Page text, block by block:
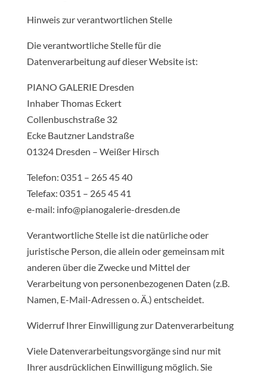
Hinweis zur verantwortlichen Stelle
Die verantwortliche Stelle für die
Datenverarbeitung auf dieser Website ist:
PIANO GALERIE Dresden
Inhaber Thomas Eckert
Collenbuschstraße 32
Ecke Bautzner Landstraße
01324 Dresden – Weißer Hirsch
Telefon: 0351 – 265 45 40
Telefax: 0351 – 265 45 41
e-mail: info@pianogalerie-dresden.de
Verantwortliche Stelle ist die natürliche oder
juristische Person, die allein oder gemeinsam mit
anderen über die Zwecke und Mittel der
Verarbeitung von personenbezogenen Daten (z.B.
Namen, E-Mail-Adressen o. Ä.) entscheidet.
Widerruf Ihrer Einwilligung zur Datenverarbeitung
Viele Datenverarbeitungsvorgänge sind nur mit
Ihrer ausdrücklichen Einwilligung möglich. Sie